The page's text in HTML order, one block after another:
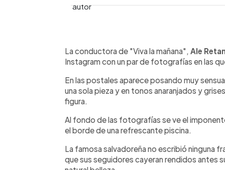
► Escuchar artículo
La conductora de "Viva la mañana", Ale
Instagram con un par de fotografías en las
En las postales aparece posando muy
una sola pieza y en tonos anaranjados y
figura.
Al fondo de las fotografías se ve el
el borde de una refrescante piscina.
La famosa salvadoreña no escribió ninguna
que sus seguidores cayeran rendidos antes